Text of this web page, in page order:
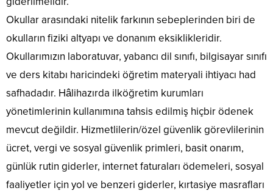
Okullar arasındaki nitelik farkının sebeplerinden biri de
okulların fiziki altyapı ve donanım eksiklikleridir.
Okullarımızın laboratuvar, yabancı dil sınıfı, bilgisayar sınıfı
ve ders kitabı haricindeki öğretim materyali ihtiyacı had
safhadadır. Hâlihazırda ilköğretim kurumları
yönetimlerinin kullanımına tahsis edilmiş hiçbir ödenek
mevcut değildir. Hizmetlilerin/özel güvenlik görevlilerinin
ücret, vergi ve sosyal güvenlik primleri, basit onarım,
günlük rutin giderler, internet faturaları ödemeleri, sosyal
faaliyetler için yol ve benzeri giderler, kırtasiye masrafları